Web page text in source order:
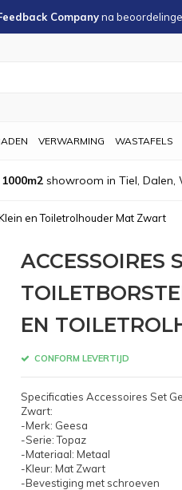
Companyna
VERWARMING WASTAFELS
1000m2showroom in Tiel, Dalen,
en Toiletrolhouder Mat Zwart
ACCESSOIRES
EN
CONFORM LEVERTIJD
Specificaties Accessoires Set
Zwart:
-Merk: Geesa
-Serie: Topaz
-Materiaal: Metaal
-Kleur: Mat Zwart
-Bevestiging met schroeven